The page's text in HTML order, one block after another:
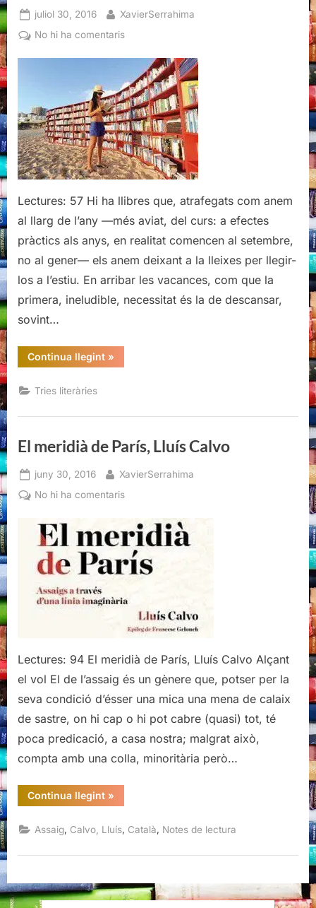
Posted
on
juliol 30, 2016 By
XavierSerrahima
No hi ha comentarisa
literàries
per
aquest
estiu
Lectures: 57 Hi ha llibres que, atrafegats com anem
al llarg de l’any —més aviat, del curs: a efectes
pràctics als anys, en realitat comencen al setembre,
no al gener— els anem deixant a la lleixes per llegir-
los a l’estiu. En arribar les vacances, com que la
primera, ineludible, necessitat és la de descansar,
sovint…
Continua llegint“Recomanacions
literàries
»
Tries literàries
El meridià de París, Lluís Calvo
Posted
on
juny 30, 2016 By
XavierSerrahima
No hi ha comentarisa
meridià
de
París,
Lluís
Lectures: 94 El meridià de París, Lluís Calvo Alçant
el vol El de l’assaig és un gènere que, potser per la
seva condició d’ésser una mica una mena de calaix
de sastre, on hi cap o hi pot cabre (quasi) tot, té
poca predicació, a casa nostra; malgrat això,
compta amb una colla, minoritària però…
Continua llegint“El
meridià
París,
Lluís
»
Assaig Calvo, Lluís Català Notes de lectura